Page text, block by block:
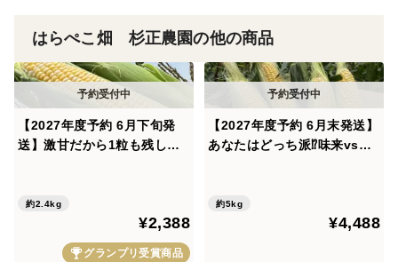
そしてお嬢様と呼びたくなるほど綺麗に揃った黄色と白
の輝く粒✨
見た目も味も大満足なドルチェドリームをお楽しみくだ
さい😊
いての確認はできません。自然のもののため、まれに虫
はらぺこ畑 杉正農園の他の商品
【2027年度予約 6月下旬発
送】激甘だから1粒も残した
ロコシ 6本入
約2.4kg
¥2,388
グランプリ受賞商品
【2027年度予約 6月末発送】
あなたはどっち派⁉️味来vsド
約5kg
¥4,488